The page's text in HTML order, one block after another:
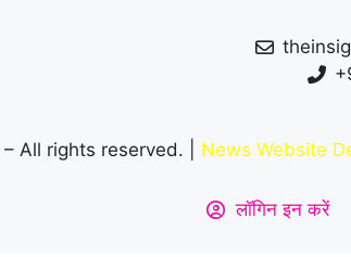
All rights reserved. | News Website
लॉगिन इन करें